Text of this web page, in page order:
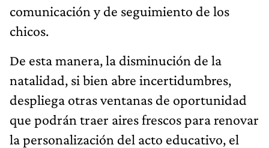
comunicación y de seguimiento de los
chicos.
De esta manera, la disminución de la
natalidad, si bien abre incertidumbres,
despliega otras ventanas de oportunidad
que podrán traer aires frescos para renovar
la personalización del acto educativo, el